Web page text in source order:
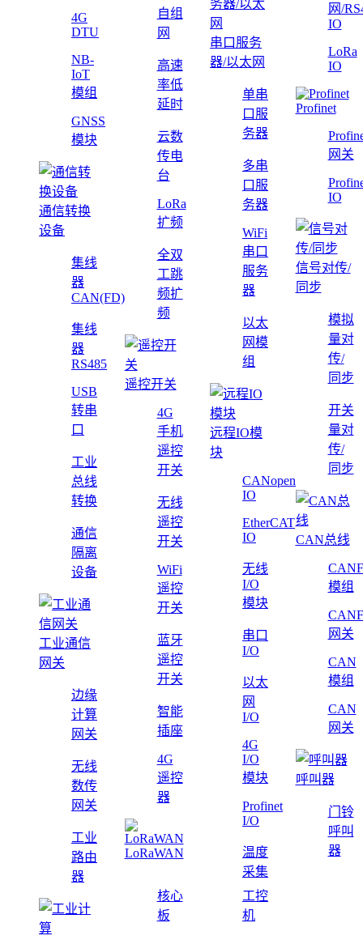
4G
DTU
NB-
IoT
模组
GNSS
模块
通信转换
设备
集线
器
CAN(FD)
集线
器
RS485
USB
转串
口
工业
总线
转换
通信
隔离
设备
工业通信
网关
边缘
计算
网关
无线
数传
网关
工业
路由
器
自组
网
高速
率低
延时
云数
传电
台
LoRa
扩频
全双
工跳
频扩
频
遥控开关
4G
手机
遥控
开关
无线
遥控
开关
WiFi
遥控
开关
蓝牙
遥控
开关
智能
插座
4G
遥控
器
LoRaWAN
串口服务
器/以太网
单串
口服
务器
多串
口服
务器
WiFi
串口
服务
器
以太
网模
组
远程IO模
块
CANopen
IO
EtherCAT
IO
无线
I/O
模块
串口
I/O
以太
网
I/O
4G
I/O
模块
Profinet
I/O
温度
采集
网/
IO
LoRa
IO
Profinet
网关
IO
信号对传/
同步
模拟
量对
传/
同步
开关
量对
传/
同步
CAN总线
模组
网关
CAN
模组
CAN
网关
呼叫器
门铃
呼叫
器
核心
板
工控
机